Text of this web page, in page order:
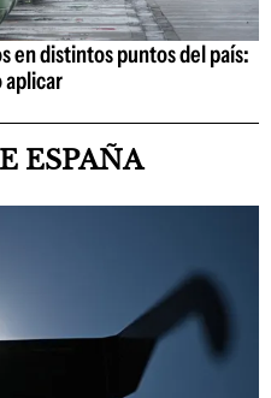
en distintos puntos del país:
aplicar
ESPAÑA